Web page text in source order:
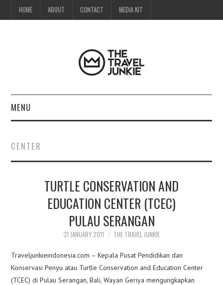
HOME ABOUT CONTACT MEDIA KIT
MENU
ABOUT
CONTACT
MEDIA KIT
CENTER
TURTLE CONSERVATION AND
EDUCATION CENTER (TCEC)
PULAU SERANGAN
31 JANUARY 2011 THE TRAVEL JUNKIE
Traveljunkieindonesia.com – Kepala Pusat Pendidikan dan
Konservasi Penyu atau Turtle Conservation and Education Center
(TCEC) di Pulau Serangan, Bali, Wayan Geriya mengungkapkan